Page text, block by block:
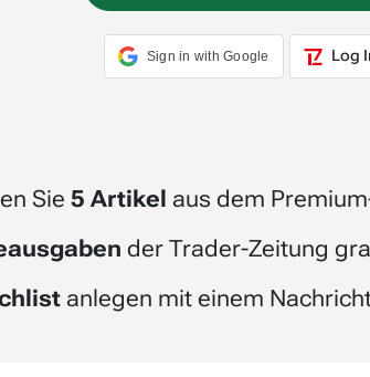
Sign in with Google Log
Sie 5 Artikel aus dem
der Trader-Zeitung
anlegen mit einem